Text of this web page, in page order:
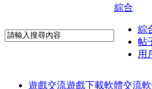
綜合
綜
帖
用
遊戲交流遊戲下載軟體交流